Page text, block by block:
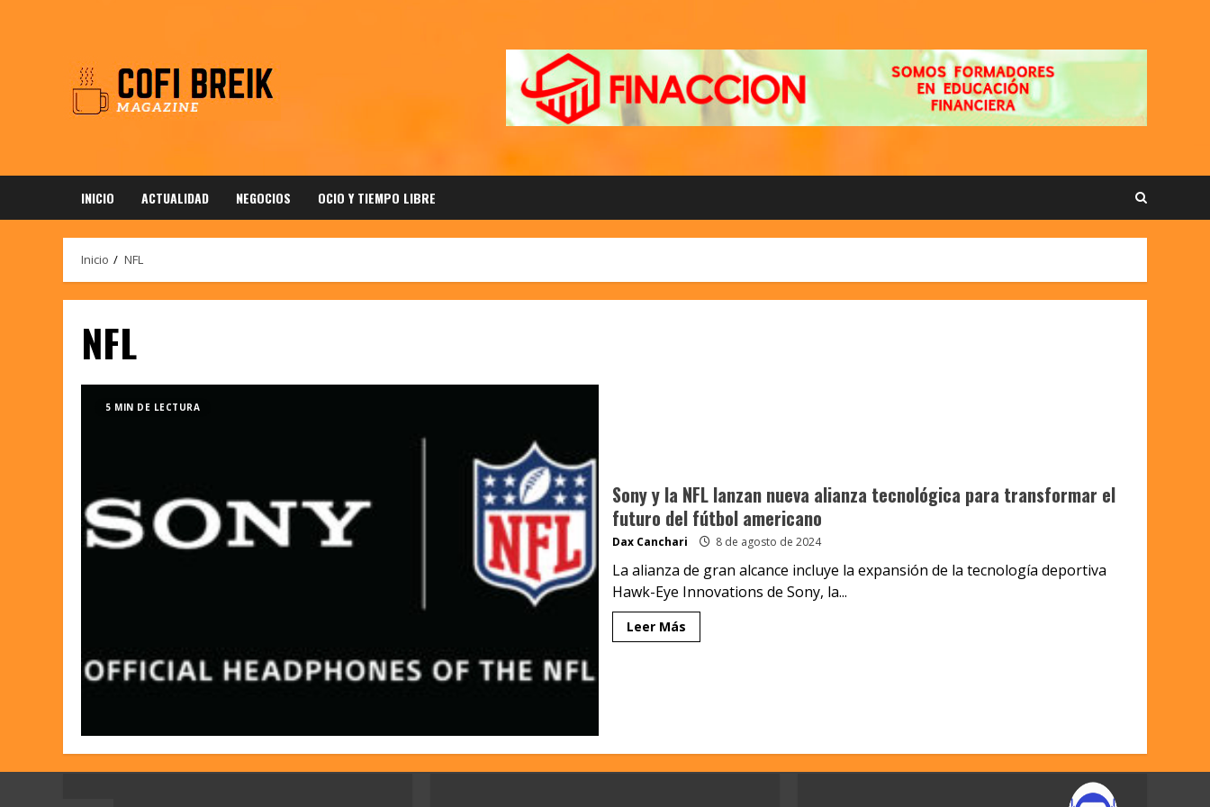
INICIO ACTUALIDAD NEGOCIOS OCIO Y TIEMPO LIBRE
Inicio NFL
NFL
5 MIN DE LECTURA
Sony y la NFL lanzan nueva alianza tecnológica para transformar el
futuro del fútbol americano
Dax Canchari 8 de agosto de 2024
La alianza de gran alcance incluye la expansión de la tecnología deportiva
Hawk-Eye Innovations de Sony, la...
Leer Más